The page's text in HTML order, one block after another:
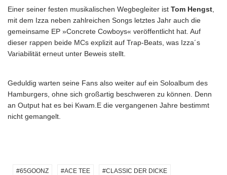
Einer seiner festen musikalischen Wegbegleiter ist Tom Hengst
mit dem Izza neben zahlreichen Songs letztes Jahr auch die
gemeinsame EP »Concrete Cowboys« veröffentlicht hat. Auf
dieser rappen beide MCs explizit auf Trap-Beats, was Izza´s
Variabilität erneut unter Beweis stellt.
Geduldig warten seine Fans also weiter auf ein Soloalbum des
Hamburgers, ohne sich großartig beschweren zu können. Denn
an Output hat es bei Kwam.E die vergangenen Jahre bestimmt
nicht gemangelt.
65GOONZ ACE TEE CLASSIC DER DICKE